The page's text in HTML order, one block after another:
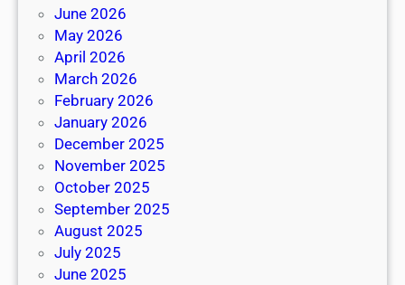
June 2026
May 2026
April 2026
March 2026
February 2026
January 2026
December 2025
November 2025
October 2025
September 2025
August 2025
July 2025
June 2025